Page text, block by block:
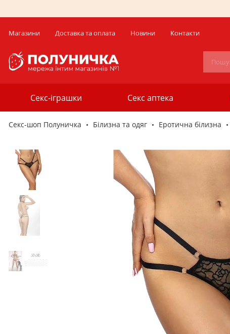
Магазини Доставка та оплата Новини Контакти
Секс-іграшки Секс аптека
Секс-шоп Полуничка Білизна та одяг Еротична білизна